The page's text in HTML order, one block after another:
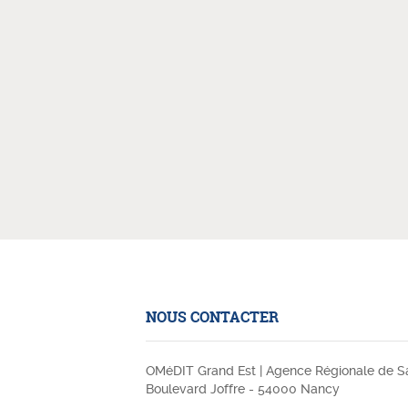
NOUS CONTACTER
OMéDIT Grand Est | Agence Régionale de
Boulevard Joffre - 54000 Nancy